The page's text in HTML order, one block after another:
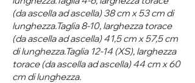
(da ascella ad ascella) 38 cm x 53 cm di
lunghezza.Taglia 8-10, larghezza torace
(da ascella ad ascella) 41,5 cm x 57,5 ​​cm
di lunghezza.Taglia 12-14 (XS), larghezza
torace (da ascella ad ascella) 44 cm x 60
cm di lunghezza.